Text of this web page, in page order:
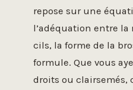
repose sur une
l’adéquation entre la
cils, la forme de la
formule. Que vous
droits ou clairsemés,